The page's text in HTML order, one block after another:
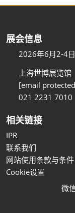
展会信息
2026年6月2-4日
上海世博展览馆
[email
021 2231 7010
相关链接
IPR
联系我们
网站使用条款与条件
Cookie设置